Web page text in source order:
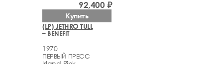
(LP) JETHRO TULL
– BENEFIT
1970
ПЕРВЫЙ ПРЕСС
92,400 ₽
Купить